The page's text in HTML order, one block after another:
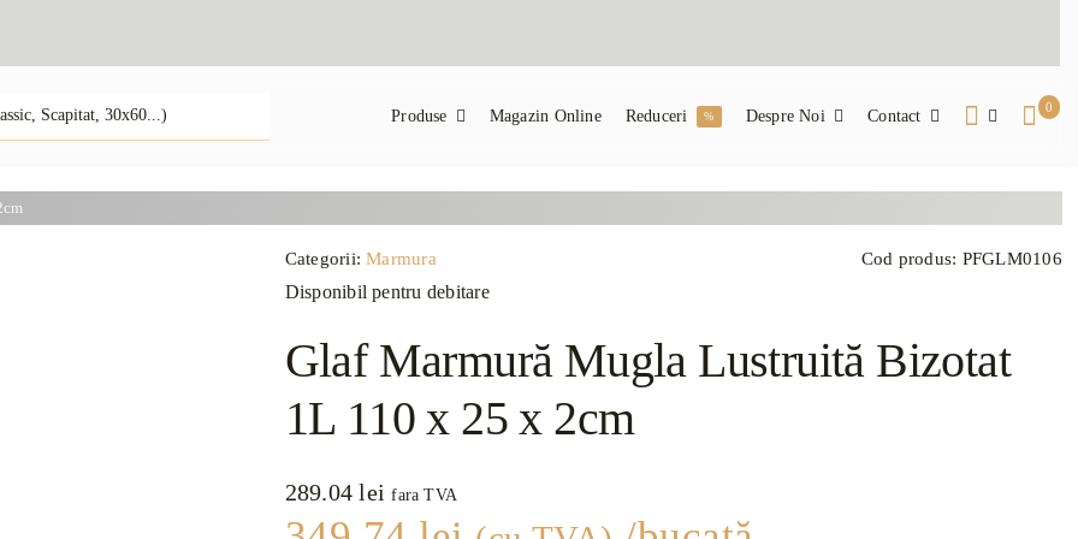
Produse Magazin Online Reduceri % Despre Noi Contact 0
Categorii:Marmura Cod produs: PFGLM0106
Disponibil pentru debitare
Glaf Marmură Mugla Lustruită Bizotat
1L 110 x 25 x 2cm
289.04lei fara TVA